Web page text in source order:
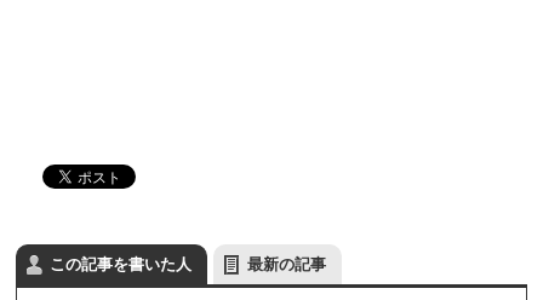
この記事を書いた人 最新の記事